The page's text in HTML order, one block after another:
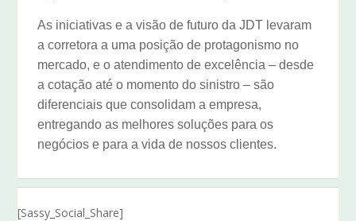
As iniciativas e a visão de futuro da JDT levaram
a corretora a uma posição de protagonismo no
mercado, e o atendimento de excelência – desde
a cotação até o momento do sinistro – são
diferenciais que consolidam a empresa,
entregando as melhores soluções para os
negócios e para a vida de nossos clientes.
[Sassy_Social_Share]